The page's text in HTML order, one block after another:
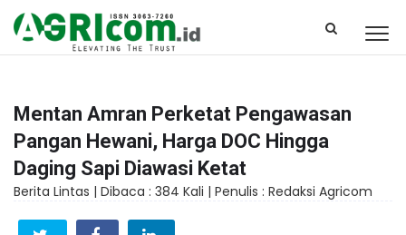
Mentan Amran Perketat Pengawasan
Pangan Hewani, Harga DOC Hingga
Daging Sapi Diawasi Ketat
Berita Lintas | Dibaca : 384 Kali | Penulis : Redaksi Agricom